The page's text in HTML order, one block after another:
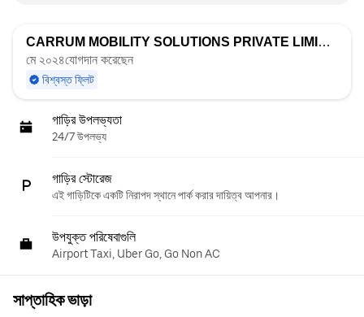
CARRUM MOBILITY SOLUTIONS PRIVATE LIMITED
মে ২০২৪যোগদান করেছেন
বিশ্বস্ত ফ্লিট
গাড়ির উপলভ্যতা
24/7 উপলভ্য
গাড়ির স্টোরেজ
এই গাড়িটিকে একটি নিরাপদ স্থানে পার্ক করার দায়িত্ব আপনার।
উপযুক্ত পরিষেবাগুলি
Airport Taxi, Uber Go, Go Non AC
সাপ্তাহিক ভাড়া